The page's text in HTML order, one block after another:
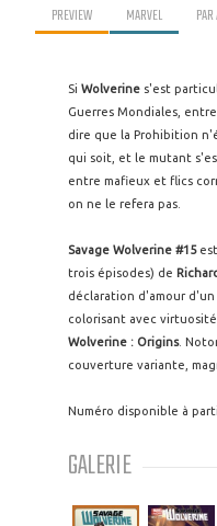
PREVIEW MARVEL PAR
Si Wolverine s'est
Guerres Mondiales,
dire que la Prohibition
qui soit, et le mutant
entre mafieux et flics
on ne le refera pas.
Savage Wolverine #15est
trois épisodes) de
déclaration d'amour
colorisant avec
Wolverine : Origins.
couverture variante,
Numéro disponible à
GALERIE